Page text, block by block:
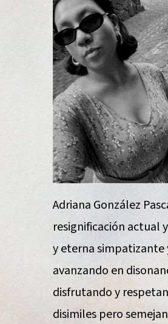
Adriana González
resignificación actual
y eterna simpatizante
avanzando en
disfrutando y
disimiles pero